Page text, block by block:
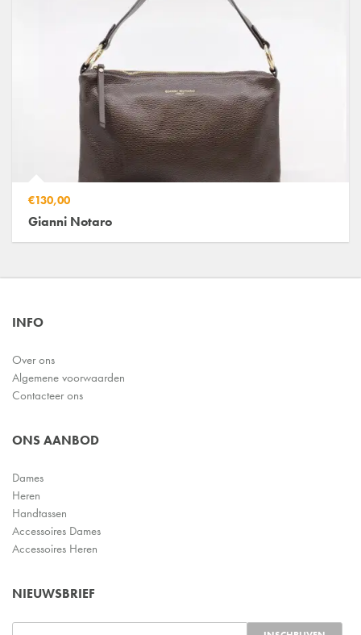
€130,00
Gianni Notaro
INFO
Over ons
Algemene voorwaarden
Contacteer ons
ONS AANBOD
Dames
Heren
Handtassen
Accessoires Dames
Accessoires Heren
NIEUWSBRIEF